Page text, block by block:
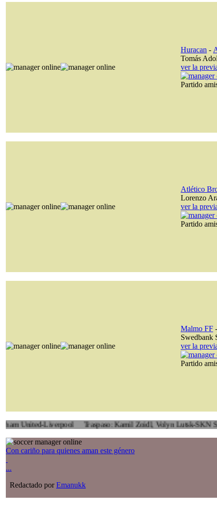
Huracan -
Tomás
ver la
Partido
Atlético
Lorenzo
ver la
Partido
Malmo FF
Swedbank
ver la
Partido
Liverpool Traspaso: Kamil Zoidl, Volyn Lutsk-SKN St. Pölten
Con cariño para quienes aman este género
...
Redactado porEmanukk